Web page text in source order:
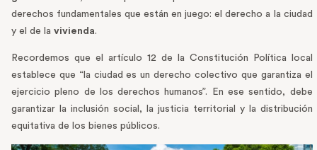
derechos fundamentales que están en juego: el derecho a la ciudad
y el de la vivienda.
Recordemos que el artículo 12 de la Constitución Política local
establece que “la ciudad es un derecho colectivo que garantiza el
ejercicio pleno de los derechos humanos”. En ese sentido, debe
garantizar la inclusión social, la justicia territorial y la distribución
equitativa de los bienes públicos.